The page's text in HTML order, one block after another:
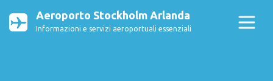
Aeroporto Stockholm Arlanda
Informazioni e servizi aeroportuali essenziali